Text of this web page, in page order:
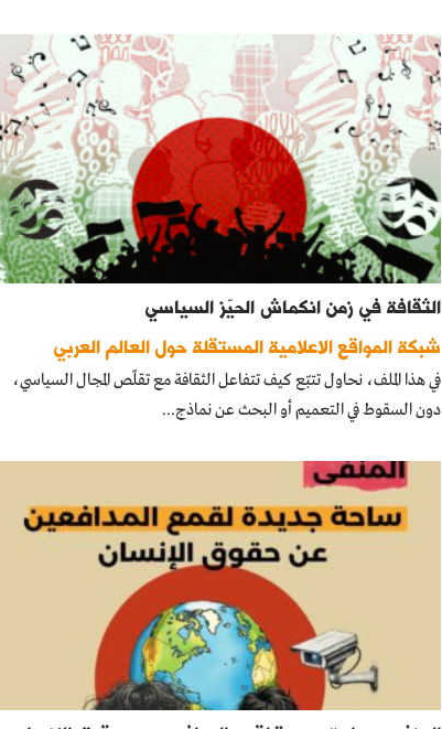
الثقافة في زمن انكماش الحيّز السياسي
شبكة المواقع الاعلامية المستقلة حول العالم العربي
في هذا الملف، نحاول تتبّع كيف تتفاعل الثقافة مع تقلّص المجال السياسي،
دون السقوط في التعميم أو البحث عن نماذج...